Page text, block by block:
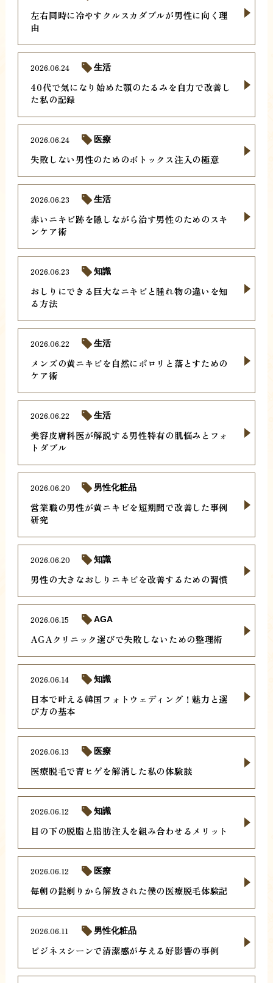
左右同時に冷やすクルスカダブルが男性に向く理
由
40代で気になり始めた顎のたるみを自力で改善し
た私の記録
2026.06.24 生活
失敗しない男性のためのボトックス注入の極意
2026.06.24 医療
赤いニキビ跡を隠しながら治す男性のためのスキ
ンケア術
2026.06.23 生活
おしりにできる巨大なニキビと腫れ物の違いを知
る方法
2026.06.23 知識
メンズの黄ニキビを自然にポロリと落とすための
ケア術
2026.06.22 生活
美容皮膚科医が解説する男性特有の肌悩みとフォ
トダブル
2026.06.22 生活
営業職の男性が黄ニキビを短期間で改善した事例
研究
2026.06.20 男性化粧品
男性の大きなおしりニキビを改善するための習慣
2026.06.20 知識
AGAクリニック選びで失敗しないための整理術
2026.06.15 AGA
日本で叶える韓国フォトウェディング！魅力と選
び方の基本
2026.06.14 知識
医療脱毛で青ヒゲを解消した私の体験談
2026.06.13 医療
目の下の脱脂と脂肪注入を組み合わせるメリット
2026.06.12 知識
毎朝の髭剃りから解放された僕の医療脱毛体験記
2026.06.12 医療
ビジネスシーンで清潔感が与える好影響の事例
2026.06.11 男性化粧品